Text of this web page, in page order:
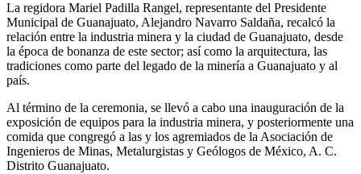
La regidora Mariel Padilla Rangel, representante del Presidente
Municipal de Guanajuato, Alejandro Navarro Saldaña, recalcó la
relación entre la industria minera y la ciudad de Guanajuato, desde
la época de bonanza de este sector; así como la arquitectura, las
tradiciones como parte del legado de la minería a Guanajuato y al
país.
Al término de la ceremonia, se llevó a cabo una inauguración de la
exposición de equipos para la industria minera, y posteriormente una
comida que congregó a las y los agremiados de la Asociación de
Ingenieros de Minas, Metalurgistas y Geólogos de México, A. C.
Distrito Guanajuato.